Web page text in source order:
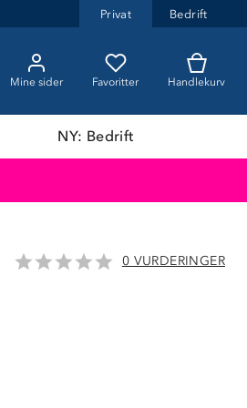
Privat Bedrift
Mine sider Favoritter Handlekurv
NY: Bedrift
0 VURDERINGER